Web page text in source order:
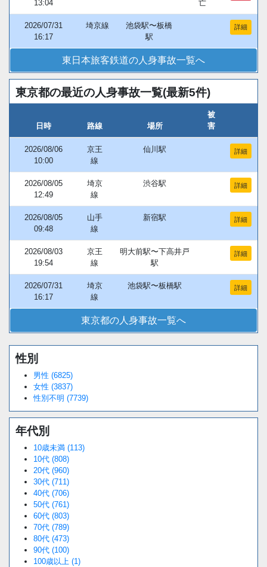
13:04 亡
2026/07/31
16:17
埼京線
池袋駅〜板橋
駅
詳細
東日本旅客鉄道の人身事故一覧へ
東京都の最近の人身事故一覧(最新5件)
日時 路線 場所
被
害
2026/08/06
10:00
京王
線
仙川駅 詳細
2026/08/05
12:49
埼京
線
渋谷駅 詳細
2026/08/05
09:48
山手
線
新宿駅 詳細
2026/08/03
19:54
京王
線
明大前駅〜下高井戸
駅
詳細
2026/07/31
16:17
埼京
線
池袋駅〜板橋駅 詳細
東京都の人身事故一覧へ
Unmute
性別
男性 (6825)
女性 (3837)
性別不明 (7739)
年代別
10歳未満 (113)
10代 (808)
20代 (960)
30代 (711)
40代 (706)
50代 (761)
60代 (803)
70代 (789)
80代 (473)
90代 (100)
100歳以上 (1)